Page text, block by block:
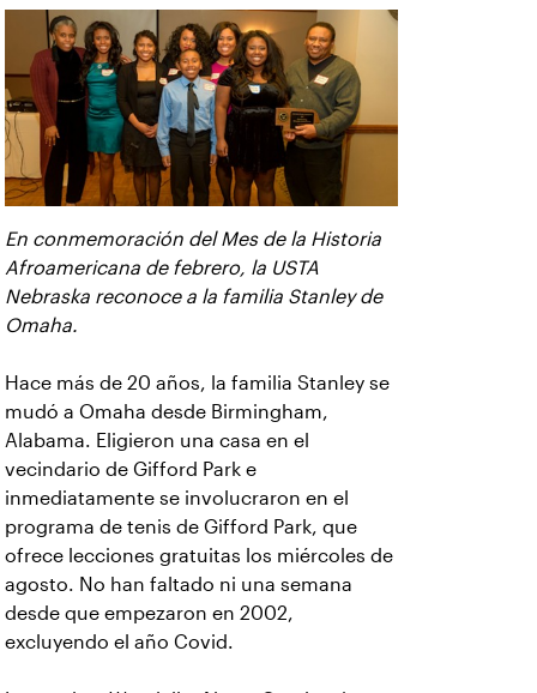
En conmemoración del Mes de la Historia
Afroamericana de febrero, la USTA
Nebraska reconoce a la familia Stanley de
Omaha.
Hace más de 20 años, la familia Stanley se
mudó a Omaha desde Birmingham,
Alabama. Eligieron una casa en el
vecindario de Gifford Park e
inmediatamente se involucraron en el
programa de tenis de Gifford Park, que
ofrece lecciones gratuitas los miércoles de
agosto. No han faltado ni una semana
desde que empezaron en 2002,
excluyendo el año Covid.